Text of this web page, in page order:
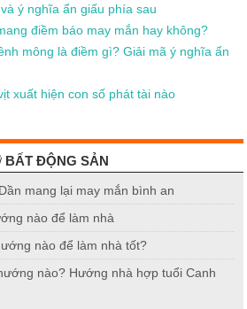
ý nghĩa ẩn giấu phía sau
điềm báo may mắn hay không?
mông là điềm gì? Giải mã ý nghĩa ẩn
xuất hiện con số phát tài nào
BẤT ĐỘNG SẢN
mang lại may mắn bình an
nào để làm nhà
nào để làm nhà tốt?
nào? Hướng nhà hợp tuổi Canh